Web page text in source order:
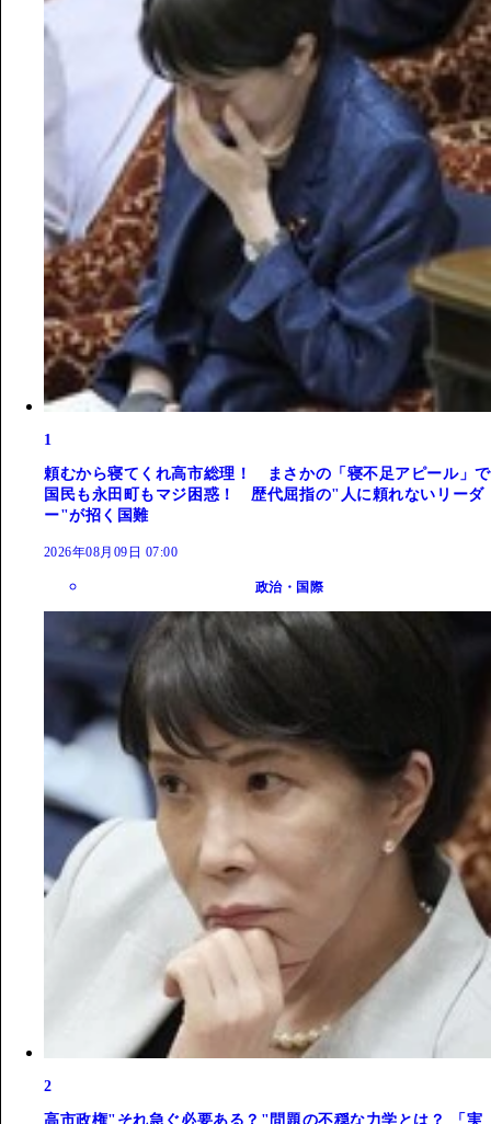
1
頼むから寝てくれ高市総理！ まさかの「寝不足アピール」で
国民も永田町もマジ困惑！ 歴代屈指の"人に頼れないリーダ
ー"が招く国難
2026年08月09日 07:00
政治・国際
2
高市政権"それ急ぐ必要ある？"問題の不穏な力学とは？ 「実